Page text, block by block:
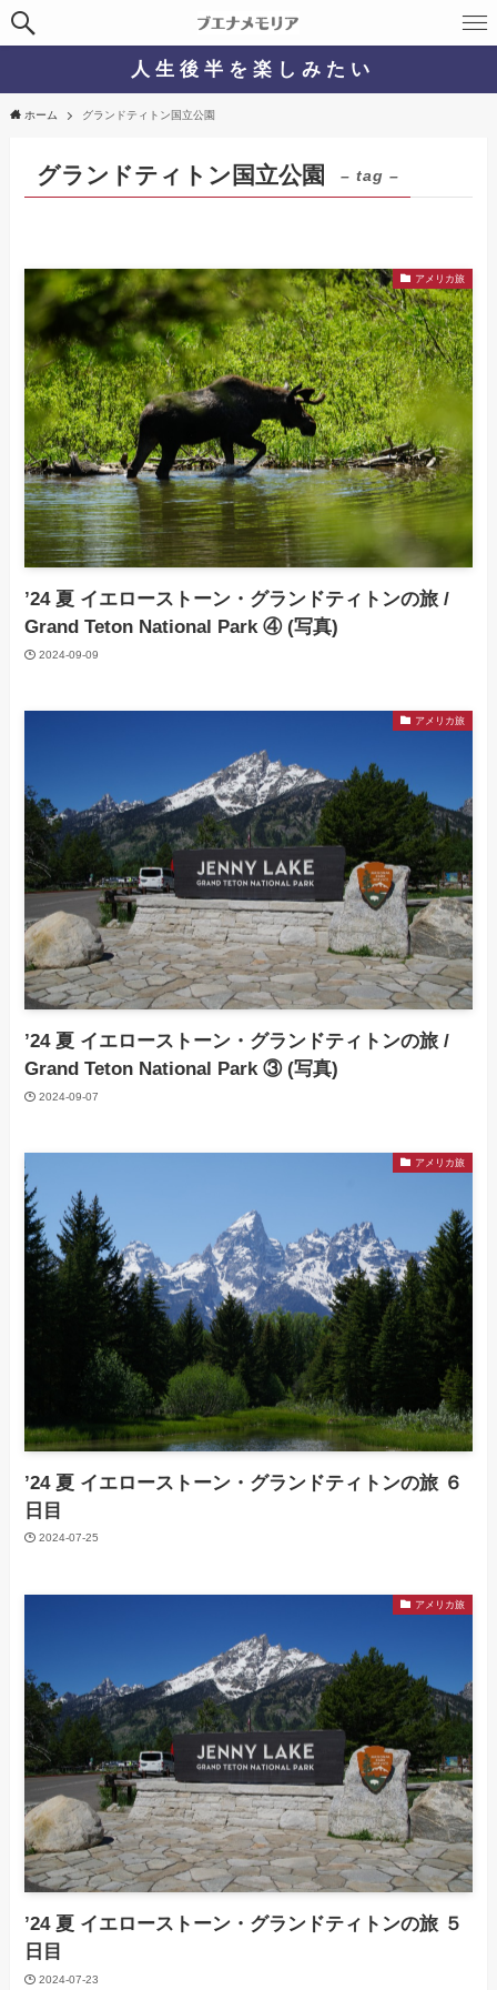
人 生 後 半 を 楽 し み た い
ホーム グランドティトン国立公園
グランドティトン国立公園 – tag –
アメリカ旅
’24 夏 イエローストーン・グランドティトンの旅 /
Grand Teton National Park ④ (写真)
2024-09-09
アメリカ旅
’24 夏 イエローストーン・グランドティトンの旅 /
Grand Teton National Park ③ (写真)
2024-09-07
アメリカ旅
’24 夏 イエローストーン・グランドティトンの旅 ６
日目
2024-07-25
アメリカ旅
’24 夏 イエローストーン・グランドティトンの旅 ５
日目
2024-07-23